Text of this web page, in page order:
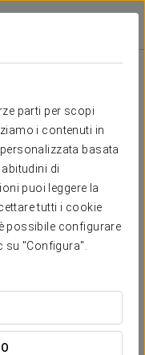
parti per scopi
i contenuti in
basata
di
puoi leggere la
tutti i cookie
possibile configurare
"Configura".
De Cabariezo
distilleria
cantina-distilleria
vini, grappe, liquori,